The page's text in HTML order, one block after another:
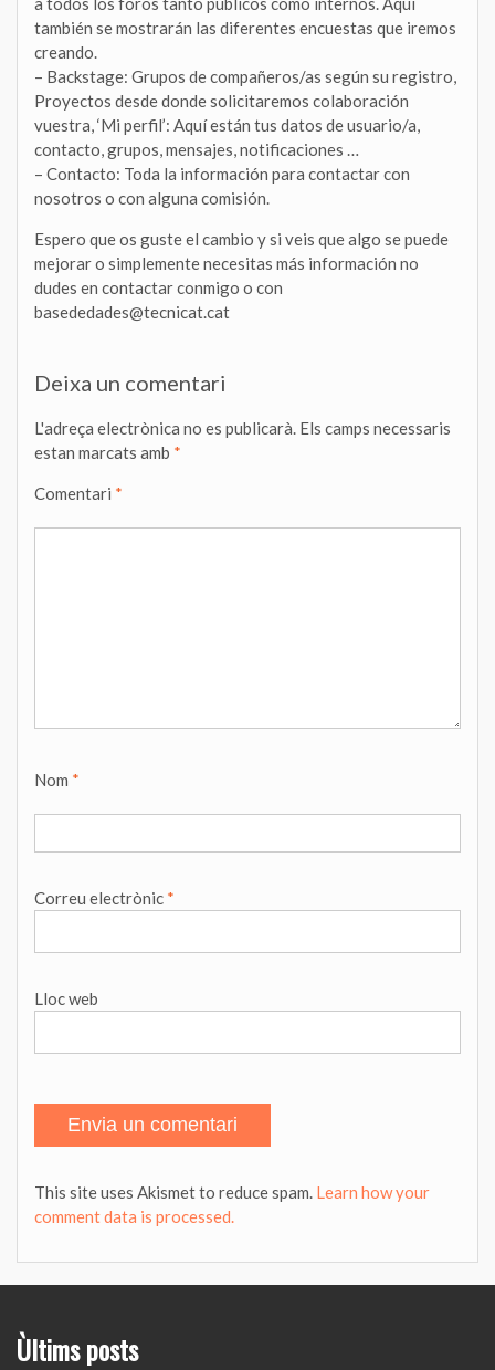
también se mostrarán las diferentes encuestas que iremos
creando.
– Backstage: Grupos de compañeros/as según su registro,
Proyectos desde donde solicitaremos colaboración
vuestra, ‘Mi perfil’: Aquí están tus datos de usuario/a,
contacto, grupos, mensajes, notificaciones …
– Contacto: Toda la información para contactar con
nosotros o con alguna comisión.
Espero que os guste el cambio y si veis que algo se puede
mejorar o simplemente necesitas más información no
dudes en contactar conmigo o con
basededades@tecnicat.cat
Deixa un comentari
L'adreça electrònica no es publicarà. Els camps necessaris
estan marcats amb *
Comentari *
Nom *
Correu electrònic *
Lloc web
This site uses Akismet to reduce spam. Learn how your
comment data is processed.
Ùltims posts